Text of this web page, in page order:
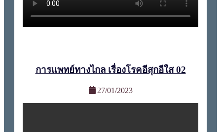
การแพทย์ทางไกล เรื่องโรคอีสุกอีใส 02
27/01/2023